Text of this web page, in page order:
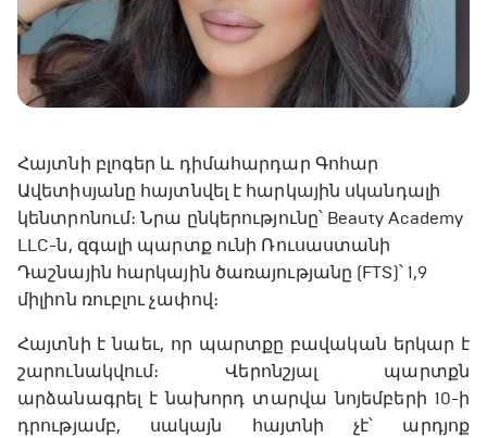
Հայտնի բլոգեր և դիմահարդար Գոհար
Ավետիսյանը հայտնվել է հարկային սկանդալի
կենտրոնում։ Նրա ընկերությունը՝ Beauty Academy
LLC-ն, զգալի պարտք ունի Ռուսաստանի
Դաշնային հարկային ծառայությանը (FTS)՝ 1,9
միլիոն ռուբլու չափով։
Հայտնի է նաեւ, որ պարտքը բավական երկար է
շարունակվում։ Վերոնշյալ պարտքն
արձանագրել է նախորդ տարվա նոյեմբերի 10-ի
դրությամբ, սակայն հայտնի չէ՝ արդյոք